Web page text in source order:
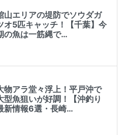
山エリアの堤防でソウダガ
オ5匹キャッチ！【千葉】今
の魚は一筋縄で…
物アラ堂々浮上！平戸沖で
型魚狙いが好調！【沖釣り
新情報6選・長崎…